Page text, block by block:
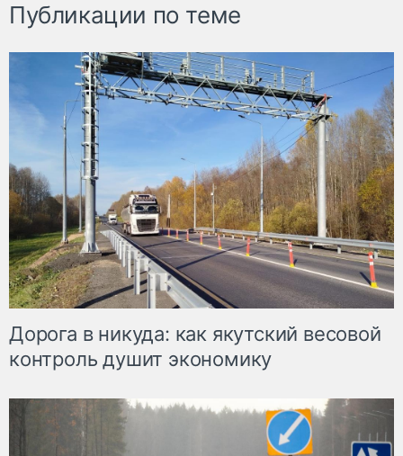
Публикации по теме
Дорога в никуда: как якутский весовой
контроль душит экономику